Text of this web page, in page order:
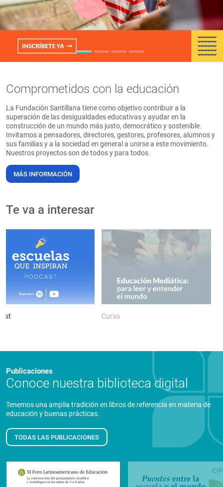
PT
Comprometidos con la educación
La Fundación Santillana tiene como objetivo contribuir a la
superación de las desigualdades educativas y ayudar en la
construcción de un mundo más justo, democrático y sostenible.
Invitamos a pensadores, directores, gestores, profesores, alumnos y
sus familias y a la sociedad en general a unirse a este movimiento.
Nuestros proyectos son de todos y para todos.
MÁS INFORMACIÓN
Te va a interesar
Curso
Publicaciones
Conoce nuestra biblioteca digital
Tenemos una amplia tradición en libros de referencia en materia de
educación y buenas prácticas.
TODAS LAS PUBLICACIONES